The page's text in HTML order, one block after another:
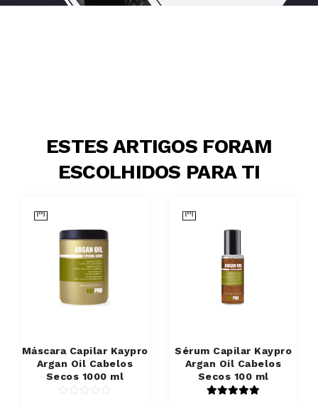
ESTES ARTIGOS FORAM
ESCOLHIDOS PARA TI
Máscara Capilar Kaypro
Argan Oil Cabelos
Secos 1000 ml
Sérum Capilar Kaypro
Argan Oil Cabelos
Secos 100 ml